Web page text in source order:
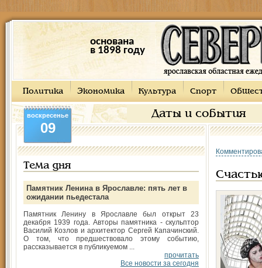
основана
в 1898 году
Политика Экономика Культура Спорт
Даты и события
воскресенье
09
Тема дня
Памятник Ленина в Ярославле: пять лет в
ожидании пьедестала
Памятник Ленину в Ярославле был открыт 23
декабря 1939 года. Авторы памятника - скульптор
Василий Козлов и архитектор Сергей Капачинский.
О том, что предшествовало этому событию,
рассказывается в публикуемом ...
прочитать
Все новости за сегодня